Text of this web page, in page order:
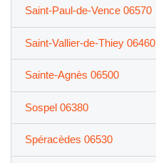
Saint-Paul-de-Vence 06570
Saint-Vallier-de-Thiey 06460
Sainte-Agnès 06500
Sospel 06380
Spéracèdes 06530